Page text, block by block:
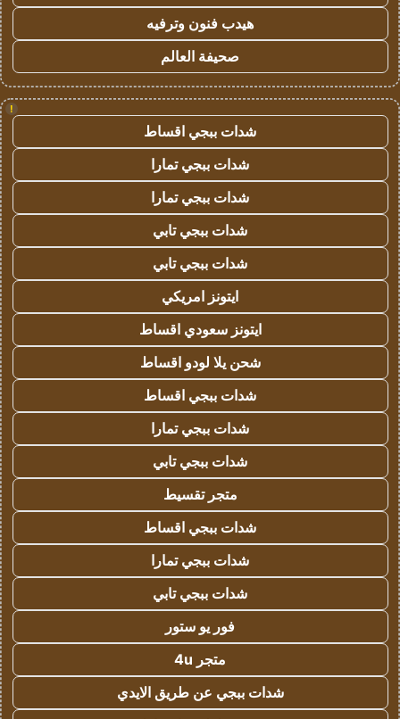
هيدب فنون وترفيه
صحيفة العالم
!
شدات ببجي اقساط
شدات ببجي تمارا
شدات ببجي تمارا
شدات ببجي تابي
شدات ببجي تابي
ايتونز امريكي
ايتونز سعودي اقساط
شحن يلا لودو اقساط
شدات ببجي اقساط
شدات ببجي تمارا
شدات ببجي تابي
متجر تقسيط
شدات ببجي اقساط
شدات ببجي تمارا
شدات ببجي تابي
فور يو ستور
متجر 4u
شدات ببجي عن طريق الايدي